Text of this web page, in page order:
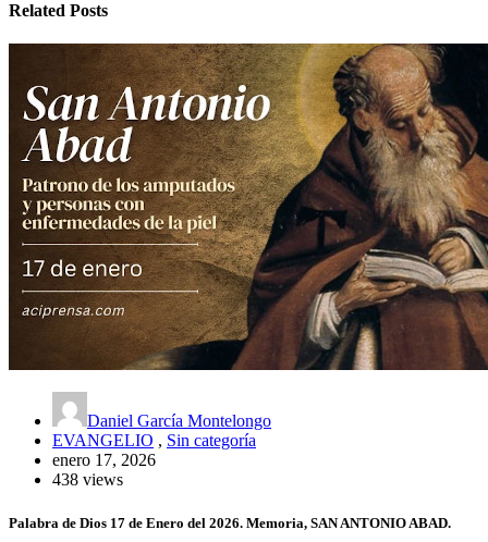
Related Posts
Daniel García Montelongo
EVANGELIO , Sin categoría
enero 17, 2026
438 views
Palabra de Dios 17 de Enero del 2026. Memoria, SAN ANTONIO ABAD.